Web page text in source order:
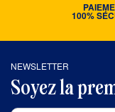
100%
NEWSLETTER
Soyez la